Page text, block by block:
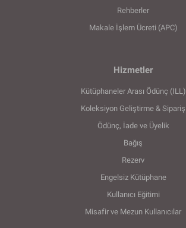
Rehberler
Makale İşlem Ücreti (APC)
Hizmetler
Kütüphaneler Arası Ödünç (ILL)
Koleksiyon Geliştirme & Sipariş
Ödünç, İade ve Üyelik
Bağış
Rezerv
Engelsiz Kütüphane
Kullanıcı Eğitimi
Misafir ve Mezun Kullanıcılar